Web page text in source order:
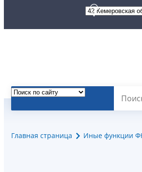
Главная страница Иные функции